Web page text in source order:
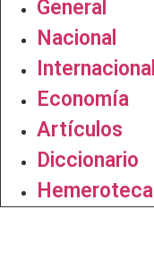
General
Nacional
Internacional
Economía
Artículos
Diccionario
Hemeroteca